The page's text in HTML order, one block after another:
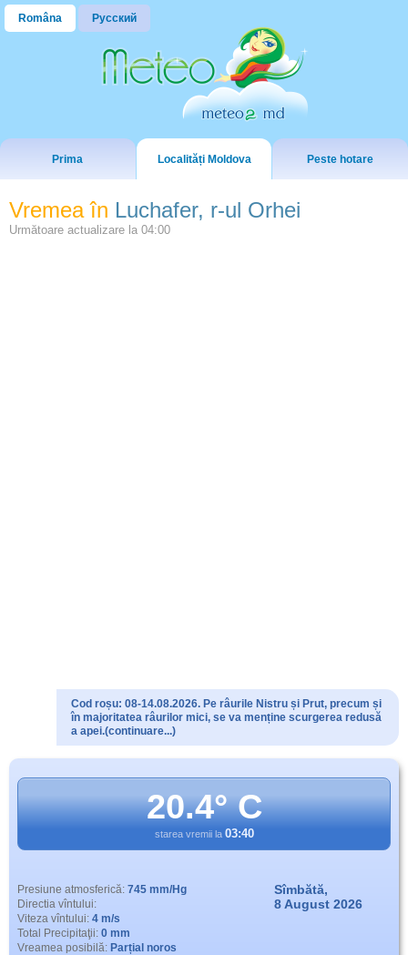
Româna Русский
Prima Localități Moldova Peste hotare
Vremea în Luchafer, r-ul Orhei
Următoare actualizare la 04:00
Cod roșu: 08-14.08.2026. Pe râurile Nistru și Prut, precum și
în majoritatea râurilor mici, se va menține scurgerea redusă
a apei.(continuare...)
20.4° C
starea vremii la 03:40
Presiune atmosferică: 745 mm/Hg
Directia vîntului:
Viteza vîntului: 4 m/s
Total Precipitaţii: 0 mm
Vreamea posibilă: Parțial noros
Sîmbătă,
8 August 2026